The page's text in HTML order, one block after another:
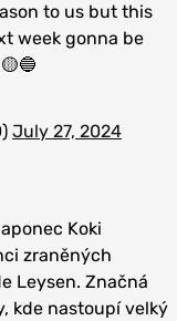
to us but this
week gonna be
🟡🔵
July 27, 2024
Koki
zraněných
Leysen. Značná
kde nastoupí velký